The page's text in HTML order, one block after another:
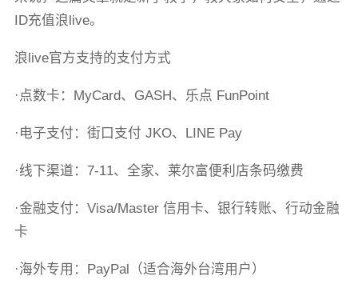
ID充值浪live。
浪live官方支持的支付方式
·点数卡：MyCard、GASH、乐点 FunPoint
·电子支付：街口支付 JKO、LINE Pay
·线下渠道：7-11、全家、莱尔富便利店条码缴费
·金融支付：Visa/Master 信用卡、银行转账、行动金融
卡
·海外专用：PayPal（适合海外台湾用户）